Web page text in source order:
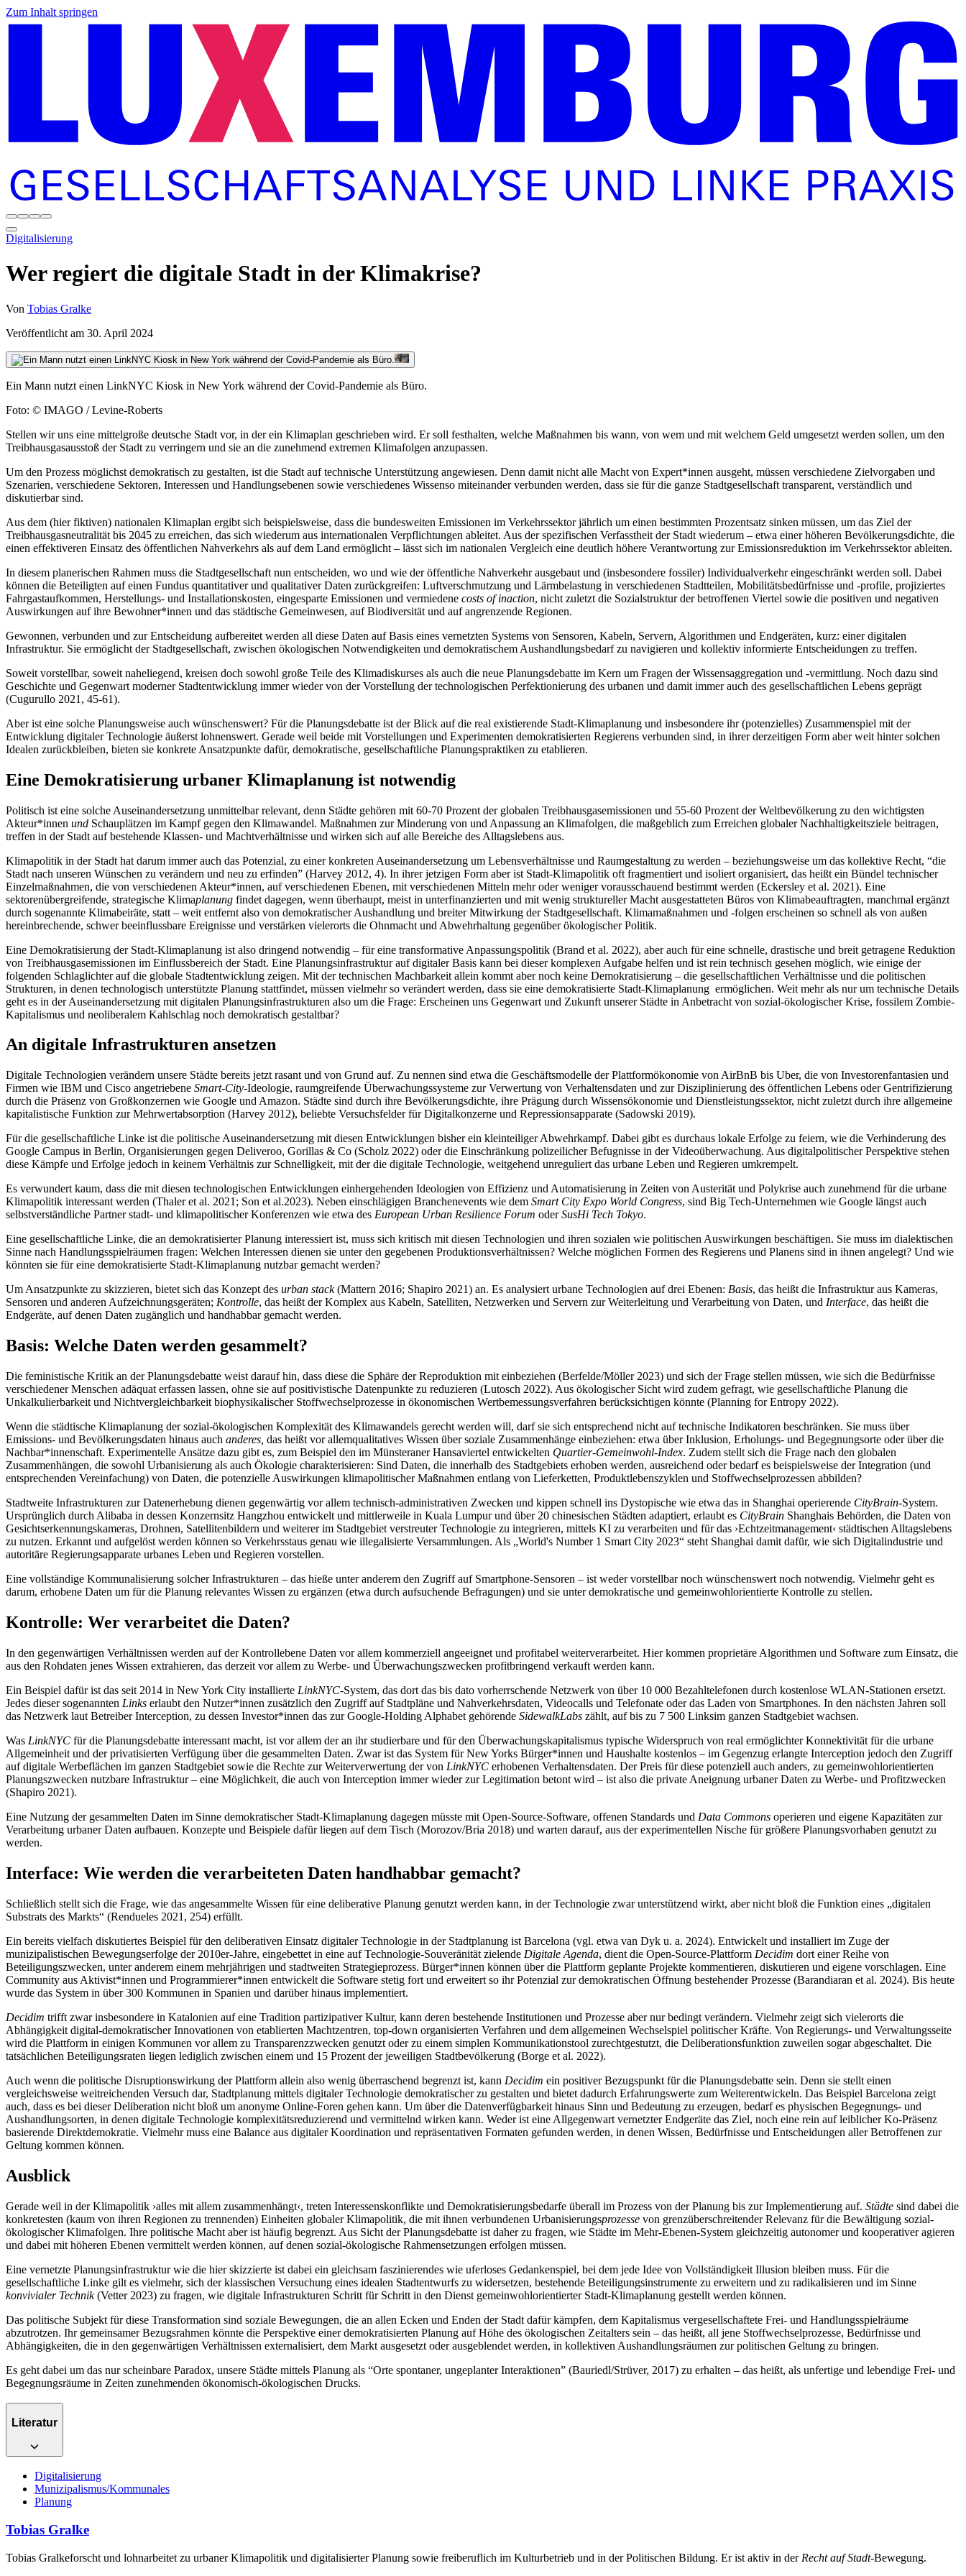
Zum Inhalt springen
Digitalisierung
Wer regiert die digitale Stadt in der Klimakrise?
Von Tobias Gralke
Veröffentlicht am 30. April 2024
Ein Mann nutzt einen LinkNYC Kiosk in New York während der Covid-Pandemie als Büro.
Foto: © IMAGO / Levine-Roberts
Stellen wir uns eine mittelgroße deutsche Stadt vor, in der ein Klimaplan geschrieben wird. Er soll festhalten, welche Maßnahmen bis wann, von wem und mit welchem Geld umgesetzt werden sollen, um den
Treibhausgasausstoß der Stadt zu verringern und sie an die zunehmend extremen Klimafolgen anzupassen.
Um den Prozess möglichst demokratisch zu gestalten, ist die Stadt auf technische Unterstützung angewiesen. Denn damit nicht alle Macht von Expert*innen ausgeht, müssen verschiedene Zielvorgaben und
Szenarien, verschiedene Sektoren, Interessen und Handlungsebenen sowie verschiedenes Wissenso miteinander verbunden werden, dass sie für die ganze Stadtgesellschaft transparent, verständlich und
diskutierbar sind.
Aus dem (hier fiktiven) nationalen Klimaplan ergibt sich beispielsweise, dass die bundesweiten Emissionen im Verkehrssektor jährlich um einen bestimmten Prozentsatz sinken müssen, um das Ziel der
Treibhausgasneutralität bis 2045 zu erreichen, das sich wiederum aus internationalen Verpflichtungen ableitet. Aus der spezifischen Verfasstheit der Stadt wiederum – etwa einer höheren Bevölkerungsdichte, die
einen effektiveren Einsatz des öffentlichen Nahverkehrs als auf dem Land ermöglicht – lässt sich im nationalen Vergleich eine deutlich höhere Verantwortung zur Emissionsreduktion im Verkehrssektor ableiten.
In diesem planerischen Rahmen muss die Stadtgesellschaft nun entscheiden, wo und wie der öffentliche Nahverkehr ausgebaut und (insbesondere fossiler) Individualverkehr eingeschränkt werden soll. Dabei
können die Beteiligten auf einen Fundus quantitativer und qualitativer Daten zurückgreifen: Luftverschmutzung und Lärmbelastung in verschiedenen Stadtteilen, Mobilitätsbedürfnisse und -profile, projiziertes
Fahrgastaufkommen, Herstellungs- und Installationskosten, eingesparte Emissionen und vermiedene costs of inaction, nicht zuletzt die Sozialstruktur der betroffenen Viertel sowie die positiven und negativen
Auswirkungen auf ihre Bewohner*innen und das städtische Gemeinwesen, auf Biodiversität und auf angrenzende Regionen.
Gewonnen, verbunden und zur Entscheidung aufbereitet werden all diese Daten auf Basis eines vernetzten Systems von Sensoren, Kabeln, Servern, Algorithmen und Endgeräten, kurz: einer digitalen
Infrastruktur. Sie ermöglicht der Stadtgesellschaft, zwischen ökologischen Notwendigkeiten und demokratischem Aushandlungsbedarf zu navigieren und kollektiv informierte Entscheidungen zu treffen.
Soweit vorstellbar, soweit naheliegend, kreisen doch sowohl große Teile des Klimadiskurses als auch die neue Planungsdebatte im Kern um Fragen der Wissensaggregation und -vermittlung. Noch dazu sind
Geschichte und Gegenwart moderner Stadtentwicklung immer wieder von der Vorstellung der technologischen Perfektionierung des urbanen und damit immer auch des gesellschaftlichen Lebens geprägt
(Cugurullo 2021, 45-61).
Aber ist eine solche Planungsweise auch wünschenswert? Für die Planungsdebatte ist der Blick auf die real existierende Stadt-Klimaplanung und insbesondere ihr (potenzielles) Zusammenspiel mit der
Entwicklung digitaler Technologie äußerst lohnenswert. Gerade weil beide mit Vorstellungen und Experimenten demokratisierten Regierens verbunden sind, in ihrer derzeitigen Form aber weit hinter solchen
Idealen zurückbleiben, bieten sie konkrete Ansatzpunkte dafür, demokratische, gesellschaftliche Planungspraktiken zu etablieren.
Eine Demokratisierung urbaner Klimaplanung ist notwendig
Politisch ist eine solche Auseinandersetzung unmittelbar relevant, denn Städte gehören mit 60-70 Prozent der globalen Treibhausgasemissionen und 55-60 Prozent der Weltbevölkerung zu den wichtigsten
Akteur*innen und Schauplätzen im Kampf gegen den Klimawandel. Maßnahmen zur Minderung von und Anpassung an Klimafolgen, die maßgeblich zum Erreichen globaler Nachhaltigkeitsziele beitragen,
treffen in der Stadt auf bestehende Klassen- und Machtverhältnisse und wirken sich auf alle Bereiche des Alltagslebens aus.
Klimapolitik in der Stadt hat darum immer auch das Potenzial, zu einer konkreten Auseinandersetzung um Lebensverhältnisse und Raumgestaltung zu werden – beziehungsweise um das kollektive Recht, “die
Stadt nach unseren Wünschen zu verändern und neu zu erfinden” (Harvey 2012, 4). In ihrer jetzigen Form aber ist Stadt-Klimapolitik oft fragmentiert und isoliert organisiert, das heißt ein Bündel technischer
Einzelmaßnahmen, die von verschiedenen Akteur*innen, auf verschiedenen Ebenen, mit verschiedenen Mitteln mehr oder weniger vorausschauend bestimmt werden (Eckersley et al. 2021). Eine
sektorenübergreifende, strategische Klimaplanung findet dagegen, wenn überhaupt, meist in unterfinanzierten und mit wenig struktureller Macht ausgestatteten Büros von Klimabeauftragten, manchmal ergänzt
durch sogenannte Klimabeiräte, statt – weit entfernt also von demokratischer Aushandlung und breiter Mitwirkung der Stadtgesellschaft. Klimamaßnahmen und -folgen erscheinen so schnell als von außen
hereinbrechende, schwer beeinflussbare Ereignisse und verstärken vielerorts die Ohnmacht und Abwehrhaltung gegenüber ökologischer Politik.
Eine Demokratisierung der Stadt-Klimaplanung ist also dringend notwendig – für eine transformative Anpassungspolitik (Brand et al. 2022), aber auch für eine schnelle, drastische und breit getragene Reduktion
von Treibhausgasemissionen im Einflussbereich der Stadt. Eine Planungsinfrastruktur auf digitaler Basis kann bei dieser komplexen Aufgabe helfen und ist rein technisch gesehen möglich, wie einige der
folgenden Schlaglichter auf die globale Stadtentwicklung zeigen. Mit der technischen Machbarkeit allein kommt aber noch keine Demokratisierung – die gesellschaftlichen Verhältnisse und die politischen
Strukturen, in denen technologisch unterstützte Planung stattfindet, müssen vielmehr so verändert werden, dass sie eine demokratisierte Stadt-Klimaplanung ermöglichen. Weit mehr als nur um technische Details
geht es in der Auseinandersetzung mit digitalen Planungsinfrastrukturen also um die Frage: Erscheinen uns Gegenwart und Zukunft unserer Städte in Anbetracht von sozial-ökologischer Krise, fossilem Zombie-
Kapitalismus und neoliberalem Kahlschlag noch demokratisch gestaltbar?
An digitale Infrastrukturen ansetzen
Digitale Technologien verändern unsere Städte bereits jetzt rasant und von Grund auf. Zu nennen sind etwa die Geschäftsmodelle der Plattformökonomie von AirBnB bis Uber, die von Investorenfantasien und
Firmen wie IBM und Cisco angetriebene Smart-City-Ideologie, raumgreifende Überwachungssysteme zur Verwertung von Verhaltensdaten und zur Disziplinierung des öffentlichen Lebens oder Gentrifizierung
durch die Präsenz von Großkonzernen wie Google und Amazon. Städte sind durch ihre Bevölkerungsdichte, ihre Prägung durch Wissensökonomie und Dienstleistungssektor, nicht zuletzt durch ihre allgemeine
kapitalistische Funktion zur Mehrwertabsorption (Harvey 2012), beliebte Versuchsfelder für Digitalkonzerne und Repressionsapparate (Sadowski 2019).
Für die gesellschaftliche Linke ist die politische Auseinandersetzung mit diesen Entwicklungen bisher ein kleinteiliger Abwehrkampf. Dabei gibt es durchaus lokale Erfolge zu feiern, wie die Verhinderung des
Google Campus in Berlin, Organisierungen gegen Deliveroo, Gorillas & Co (Scholz 2022) oder die Einschränkung polizeilicher Befugnisse in der Videoüberwachung. Aus digitalpolitischer Perspektive stehen
diese Kämpfe und Erfolge jedoch in keinem Verhältnis zur Schnelligkeit, mit der die digitale Technologie, weitgehend unreguliert das urbane Leben und Regieren umkrempelt.
Es verwundert kaum, dass die mit diesen technologischen Entwicklungen einhergehenden Ideologien von Effizienz und Automatisierung in Zeiten von Austerität und Polykrise auch zunehmend für die urbane
Klimapolitik interessant werden (Thaler et al. 2021; Son et al.2023). Neben einschlägigen Branchenevents wie dem Smart City Expo World Congress, sind Big Tech-Unternehmen wie Google längst auch
selbstverständliche Partner stadt- und klimapolitischer Konferenzen wie etwa des European Urban Resilience Forum oderSusHi Tech Tokyo.
Eine gesellschaftliche Linke, die an demokratisierter Planung interessiert ist, muss sich kritisch mit diesen Technologien und ihren sozialen wie politischen Auswirkungen beschäftigen. Sie muss im dialektischen
Sinne nach Handlungsspielräumen fragen: Welchen Interessen dienen sie unter den gegebenen Produktionsverhältnissen? Welche möglichen Formen des Regierens und Planens sind in ihnen angelegt? Und wie
könnten sie für eine demokratisierte Stadt-Klimaplanung nutzbar gemacht werden?
Um Ansatzpunkte zu skizzieren, bietet sich das Konzept des urban stack(Mattern 2016; Shapiro 2021) an. Es analysiert urbane Technologien auf drei Ebenen: Basis, das heißt die Infrastruktur aus Kameras,
Sensoren und anderen Aufzeichnungsgeräten; Kontrolle, das heißt der Komplex aus Kabeln, Satelliten, Netzwerken und Servern zur Weiterleitung und Verarbeitung von Daten, und Interface, das heißt die
Endgeräte, auf denen Daten zugänglich und handhabbar gemacht werden.
Basis: Welche Daten werden gesammelt?
Die feministische Kritik an der Planungsdebatte weist darauf hin, dass diese die Sphäre der Reproduktion mit einbeziehen (Berfelde/Möller 2023) und sich der Frage stellen müssen, wie sich die Bedürfnisse
verschiedener Menschen adäquat erfassen lassen, ohne sie auf positivistische Datenpunkte zu reduzieren (Lutosch 2022). Aus ökologischer Sicht wird zudem gefragt, wie gesellschaftliche Planung die
Unkalkulierbarkeit und Nichtvergleichbarkeit biophysikalischer Stoffwechselprozesse in ökonomischen Wertbemessungsverfahren berücksichtigen könnte (Planning for Entropy 2022).
Wenn die städtische Klimaplanung der sozial-ökologischen Komplexität des Klimawandels gerecht werden will, darf sie sich entsprechend nicht auf technische Indikatoren beschränken. Sie muss über
Emissions- und Bevölkerungsdaten hinaus auch anderes, das heißt vor allemqualitatives Wissen über soziale Zusammenhänge einbeziehen: etwa über Inklusion, Erholungs- und Begegnungsorte oder über die
Nachbar*innenschaft. Experimentelle Ansätze dazu gibt es, zum Beispiel den im Münsteraner Hansaviertel entwickelten Quartier-Gemeinwohl-Index. Zudem stellt sich die Frage nach den globalen
Zusammenhängen, die sowohl Urbanisierung als auch Ökologie charakterisieren: Sind Daten, die innerhalb des Stadtgebiets erhoben werden, ausreichend oder bedarf es beispielsweise der Integration (und
entsprechenden Vereinfachung) von Daten, die potenzielle Auswirkungen klimapolitischer Maßnahmen entlang von Lieferketten, Produktlebenszyklen und Stoffwechselprozessen abbilden?
Stadtweite Infrastrukturen zur Datenerhebung dienen gegenwärtig vor allem technisch-administrativen Zwecken und kippen schnell ins Dystopische wie etwa das in Shanghai operierende CityBrain-System.
Ursprünglich durch Alibaba in dessen Konzernsitz Hangzhou entwickelt und mittlerweile in Kuala Lumpur und über 20 chinesischen Städten adaptiert, erlaubt es CityBrain Shanghais Behörden, die Daten von
Gesichtserkennungskameras, Drohnen, Satellitenbildern und weiterer im Stadtgebiet verstreuter Technologie zu integrieren, mittels KI zu verarbeiten und für das ›Echtzeitmanagement‹ städtischen Alltagslebens
zu nutzen. Erkannt und aufgelöst werden können so Verkehrsstaus genau wie illegalisierte Versammlungen. Als „World's Number 1 Smart City 2023“ steht Shanghai damit dafür, wie sich Digitalindustrie und
autoritäre Regierungsapparate urbanes Leben und Regieren vorstellen.
Eine vollständige Kommunalisierung solcher Infrastrukturen – das hieße unter anderem den Zugriff auf Smartphone-Sensoren – ist weder vorstellbar noch wünschenswert noch notwendig. Vielmehr geht es
darum, erhobene Daten um für die Planung relevantes Wissen zu ergänzen (etwa durch aufsuchende Befragungen) und sie unter demokratische und gemeinwohlorientierte Kontrolle zu stellen.
Kontrolle: Wer verarbeitet die Daten?
In den gegenwärtigen Verhältnissen werden auf der Kontrollebene Daten vor allem kommerziell angeeignet und profitabel weiterverarbeitet. Hier kommen proprietäre Algorithmen und Software zum Einsatz, die
aus den Rohdaten jenes Wissen extrahieren, das derzeit vor allem zu Werbe- und Überwachungszwecken profitbringend verkauft werden kann.
Ein Beispiel dafür ist das seit 2014 in New York City installierte LinkNYC-System, das dort das bis dato vorherrschende Netzwerk von über 10 000 Bezahltelefonen durch kostenlose WLAN-Stationen ersetzt.
Jedes dieser sogenannten Links erlaubt den Nutzer*innen zusätzlich den Zugriff auf Stadtpläne und Nahverkehrsdaten, Videocalls und Telefonate oder das Laden von Smartphones. In den nächsten Jahren soll
das Netzwerk laut Betreiber Interception, zu dessen Investor*innen das zur Google-Holding Alphabet gehörende SidewalkLabs zählt, auf bis zu 7 500 Linksim ganzen Stadtgebiet wachsen.
Was LinkNYC für die Planungsdebatte interessant macht, ist vor allem der an ihr studierbare und für den Überwachungskapitalismus typische Widerspruch von real ermöglichter Konnektivität für die urbane
Allgemeinheit und der privatisierten Verfügung über die gesammelten Daten. Zwar ist das System für New Yorks Bürger*innen und Haushalte kostenlos – im Gegenzug erlangte Interception jedoch den Zugriff
auf digitale Werbeflächen im ganzen Stadtgebiet sowie die Rechte zur Weiterverwertung der von LinkNYC erhobenen Verhaltensdaten. Der Preis für diese potenziell auch anders, zu gemeinwohlorientierten
Planungszwecken nutzbare Infrastruktur – eine Möglichkeit, die auch von Interception immer wieder zur Legitimation betont wird – ist also die private Aneignung urbaner Daten zu Werbe- und Profitzwecken
(Shapiro 2021).
Eine Nutzung der gesammelten Daten im Sinne demokratischer Stadt-Klimaplanung dagegen müsste mit Open-Source-Software, offenen Standards und Data Commons operieren und eigene Kapazitäten zur
Verarbeitung urbaner Daten aufbauen. Konzepte und Beispiele dafür liegen auf dem Tisch (Morozov/Bria 2018) und warten darauf, aus der experimentellen Nische für größere Planungsvorhaben genutzt zu
werden.
Interface: Wie werden die verarbeiteten Daten handhabbar gemacht?
Schließlich stellt sich die Frage, wie das angesammelte Wissen für eine deliberative Planung genutzt werden kann, in der Technologie zwar unterstützend wirkt, aber nicht bloß die Funktion eines „digitalen
Substrats des Markts“ (Rendueles 2021, 254) erfüllt.
Ein bereits vielfach diskutiertes Beispiel für den deliberativen Einsatz digitaler Technologie in der Stadtplanung ist Barcelona (vgl. etwa van Dyk u. a. 2024). Entwickelt und installiert im Zuge der
munizipalistischen Bewegungserfolge der 2010er-Jahre, eingebettet in eine auf Technologie-Souveränität zielende Digitale Agenda, dient die Open-Source-Plattform Decidim dort einer Reihe von
Beteiligungszwecken, unter anderem einem mehrjährigen und stadtweiten Strategieprozess. Bürger*innen können über die Plattform geplante Projekte kommentieren, diskutieren und eigene vorschlagen. Eine
Community aus Aktivist*innen und Programmierer*innen entwickelt die Software stetig fort und erweitert so ihr Potenzial zur demokratischen Öffnung bestehender Prozesse (Barandiaran et al. 2024). Bis heute
wurde das System in über 300 Kommunen in Spanien und darüber hinaus implementiert.
Decidim trifft zwar insbesondere in Katalonien auf eine Tradition partizipativer Kultur, kann deren bestehende Institutionen und Prozesse aber nur bedingt verändern. Vielmehr zeigt sich vielerorts die
Abhängigkeit digital-demokratischer Innovationen von etablierten Machtzentren, top-down organisierten Verfahren und dem allgemeinen Wechselspiel politischer Kräfte. Von Regierungs- und Verwaltungsseite
wird die Plattform in einigen Kommunen vor allem zu Transparenzzwecken genutzt oder zu einem simplen Kommunikationstool zurechtgestutzt, die Deliberationsfunktion zuweilen sogar abgeschaltet. Die
tatsächlichen Beteiligungsraten liegen lediglich zwischen einem und 15 Prozent der jeweiligen Stadtbevölkerung (Borge et al. 2022).
Auch wenn die politische Disruptionswirkung der Plattform allein also wenig überraschend begrenzt ist, kann Decidim ein positiver Bezugspunkt für die Planungsdebatte sein. Denn sie stellt einen
vergleichsweise weitreichenden Versuch dar, Stadtplanung mittels digitaler Technologie demokratischer zu gestalten und bietet dadurch Erfahrungswerte zum Weiterentwickeln. Das Beispiel Barcelona zeigt
auch, dass es bei dieser Deliberation nicht bloß um anonyme Online-Foren gehen kann. Um über die Datenverfügbarkeit hinaus Sinn und Bedeutung zu erzeugen, bedarf es physischen Begegnungs- und
Aushandlungsorten, in denen digitale Technologie komplexitätsreduzierend und vermittelnd wirken kann. Weder ist eine Allgegenwart vernetzter Endgeräte das Ziel, noch eine rein auf leiblicher Ko-Präsenz
basierende Direktdemokratie. Vielmehr muss eine Balance aus digitaler Koordination und repräsentativen Formaten gefunden werden, in denen Wissen, Bedürfnisse und Entscheidungen aller Betroffenen zur
Geltung kommen können.
Ausblick
Gerade weil in der Klimapolitik ›alles mit allem zusammenhängt‹, treten Interessenskonflikte und Demokratisierungsbedarfe überall im Prozess von der Planung bis zur Implementierung auf. Städte sind dabei die
konkretesten (kaum von ihren Regionen zu trennenden) Einheiten globaler Klimapolitik, die mit ihnen verbundenen Urbanisierungsprozesse von grenzüberschreitender Relevanz für die Bewältigung sozial-
ökologischer Klimafolgen. Ihre politische Macht aber ist häufig begrenzt. Aus Sicht der Planungsdebatte ist daher zu fragen, wie Städte im Mehr-Ebenen-System gleichzeitig autonomer und kooperativer agieren
und dabei mit höheren Ebenen vermittelt werden können, auf denen sozial-ökologische Rahmensetzungen erfolgen müssen.
Eine vernetzte Planungsinfrastruktur wie die hier skizzierte ist dabei ein gleichsam faszinierendes wie uferloses Gedankenspiel, bei dem jede Idee von Vollständigkeit Illusion bleiben muss. Für die
gesellschaftliche Linke gilt es vielmehr, sich der klassischen Versuchung eines idealen Stadtentwurfs zu widersetzen, bestehende Beteiligungsinstrumente zu erweitern und zu radikalisieren und im Sinne
konvivialer Technik(Vetter 2023) zu fragen, wie digitale Infrastrukturen Schritt für Schritt in den Dienst gemeinwohlorientierter Stadt-Klimaplanung gestellt werden können.
Das politische Subjekt für diese Transformation sind soziale Bewegungen, die an allen Ecken und Enden der Stadt dafür kämpfen, dem Kapitalismus vergesellschaftete Frei- und Handlungsspielräume
abzutrotzen. Ihr gemeinsamer Bezugsrahmen könnte die Perspektive einer demokratisierten Planung auf Höhe des ökologischen Zeitalters sein – das heißt, all jene Stoffwechselprozesse, Bedürfnisse und
Abhängigkeiten, die in den gegenwärtigen Verhältnissen externalisiert, dem Markt ausgesetzt oder ausgeblendet werden, in kollektiven Aushandlungsräumen zur politischen Geltung zu bringen.
Es geht dabei um das nur scheinbare Paradox, unsere Städte mittels Planung als “Orte spontaner, ungeplanter Interaktionen” (Bauriedl/Strüver, 2017) zu erhalten – das heißt, als unfertige und lebendige Frei- und
Begegnungsräume in Zeiten zunehmenden ökonomisch-ökologischen Drucks.
Literatur
Digitalisierung
Munizipalismus/Kommunales
Planung
Tobias Gralke
Tobias Gralkeforscht und lohnarbeitet zu urbaner Klimapolitik und digitalisierter Planung sowie freiberuflich im Kulturbetrieb und in der Politischen Bildung. Er ist aktiv in der Recht auf Stadt-Bewegung.